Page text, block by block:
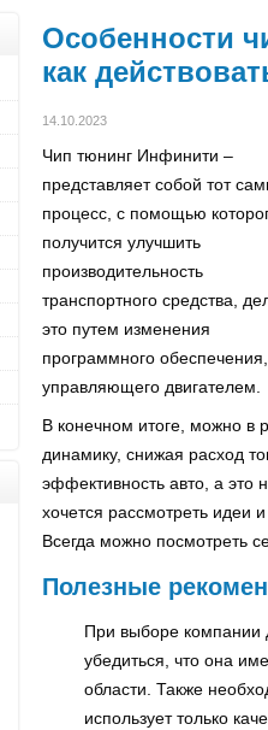
Особенности
как
14.10.2023
Чип тюнинг Инфинити –
представляет собой тот
процесс, с помощью
получится улучшить
производительность
транспортного средства,
это путем изменения
программного обеспечения,
управляющего двигателем.
В конечном итоге, можно в
динамику, снижая расход
эффективность авто, а
хочется рассмотреть идеи
Всегда можно посмотреть
Полезные
При выборе компании
убедиться, что она
области. Также
использует только